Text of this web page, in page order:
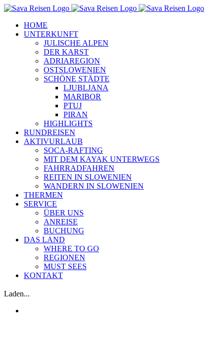
Zum
springenHOME
UNTERKUNFT
JULISCHE ALPEN
DER KARST
ADRIAREGION
OSTSLOWENIEN
SCHÖNE STÄDTE
LJUBLJANA
MARIBOR
PTUJ
PIRAN
HIGHLIGHTS
RUNDREISEN
AKTIVURLAUB
SOCA-RAFTING
MIT DEM KAYAK UNTERWEGS
FAHRRADFAHREN
REITEN IN SLOWENIEN
WANDERN IN SLOWENIEN
THERMEN
SERVICE
ÜBER UNS
ANREISE
BUCHUNG
DAS LAND
WHERE TO GO
REGIONEN
MUST SEES
KONTAKT
Laden...